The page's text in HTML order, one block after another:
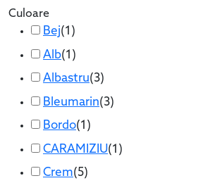
Culoare
Bej(1 )
Alb(1 )
Albastru(3)
Bleumarin(3)
Bordo(1 )
CARAMIZIU(1 )
Crem(5)